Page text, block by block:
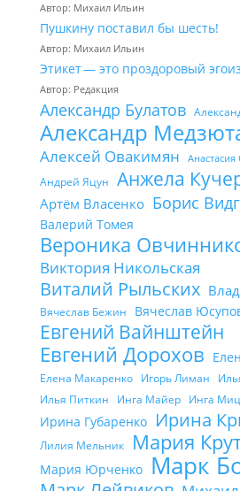
Автор: Михаил Ильин
Пушкину поставил бы шесть!
Автор: Михаил Ильин
Этикет — это проздоровый
Автор: Редакция
Александр Булатов
Александр
Алексей Овакимян
Андрей Яцун Анжела
Артём Власенко Борис
Валерий Томея
Вероника
Виктория Никольская
Виталий Рыльских
Вячеслав Бежин Вячеслав
Евгений Вайнштейн
Евгений Дорохов
Елена Макаренко Игорь Лиман
Илья Питкин
Инга Майер Инга
Ирина Губаренко Ирина
Лилия Мельник Мария
Мария Юрченко Марк